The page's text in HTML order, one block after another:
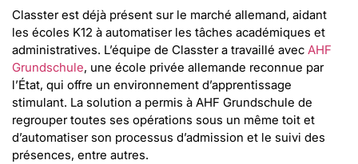
Classter est déjà présent sur le marché allemand, aidant
les écoles K12 à automatiser les tâches académiques et
administratives. L’équipe de Classter a travaillé avec AHF
Grundschule, une école privée allemande reconnue par
l’État, qui offre un environnement d’apprentissage
stimulant. La solution a permis à AHF Grundschule de
regrouper toutes ses opérations sous un même toit et
d’automatiser son processus d’admission et le suivi des
présences, entre autres.